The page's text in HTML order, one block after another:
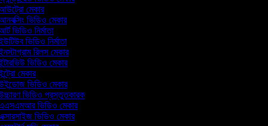
মেকার
ভিডিও মেকার
ভিডিও নির্মাতা
ভিডিও নির্মাতা
রিলস মেকার
ভিডিও মেকার
মেকার
ভিডিও মেকার
ভিডিও প্রস্তুতকারক
ভিডিও মেকার
ভিডিও মেকার